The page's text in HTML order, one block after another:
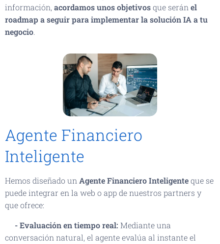
información, acordamos unos objetivosque serán el
roadmap a seguir para implementar la solución IA a tu
negocio.
Agente Financiero
Inteligente
Hemos diseñado un Agente Financiero Inteligenteque se
puede integrar en la web o app de nuestros partners y
que ofrece:
- Evaluación en tiempo real: Mediante una
conversación natural, el agente evalúa al instante el